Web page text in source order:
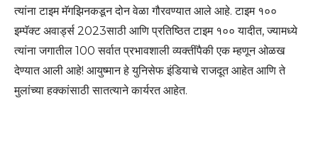
त्यांना टाइम मॅगझिनकडून दोन वेळा गौरवण्यात आले आहे. टाइम १००
इम्पॅक्ट अवार्ड्स 2023साठी आणि प्रतिष्ठित टाइम १०० यादीत, ज्यामध्ये
त्यांना जगातील 100 सर्वात प्रभावशाली व्यक्तींपैकी एक म्हणून ओळख
देण्यात आली आहे! आयुष्मान हे युनिसेफ इंडियाचे राजदूत आहेत आणि ते
मुलांच्या हक्कांसाठी सातत्याने कार्यरत आहेत.